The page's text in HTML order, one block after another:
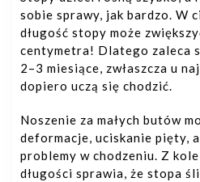
sobie sprawy, jak bardzo. W
długość stopy może
centymetra! Dlatego zaleca
2–3 miesiące, zwłaszcza u
dopiero uczą się chodzić.
Noszenie za małych butów
deformacje, uciskanie pięty,
problemy w chodzeniu. Z
długości sprawia, że stopa